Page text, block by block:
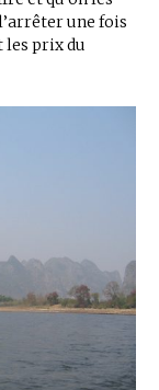
une fois
les prix du